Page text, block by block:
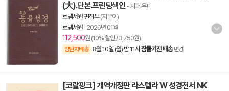
(大).단본.프린팅색인- 지퍼.우피
로뎀서원 편집부(지은이)
로뎀서원 2026년 01월
112,500원 (10% 할인 / 3,750원)
양탄자배송 8월 10일 (월) 밤 11시 잠들기전 배송 변경
[코랄핑크] 개역개정판 라스텔라 W 성경전서 NK